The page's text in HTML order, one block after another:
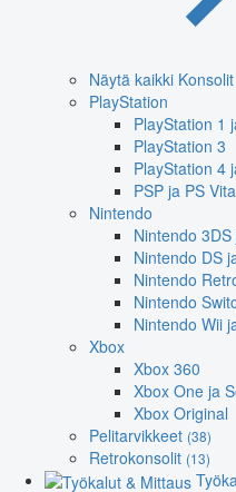
Näytä kaikki
PlayStation
PlayStation 1
PlayStation 3
PlayStation 4
PSP ja PS Vita
Nintendo
Nintendo
Nintendo DS
Nintendo
Nintendo
Nintendo Wii
Xbox
Xbox 360
Xbox One ja
Xbox Original
Pelitarvikkeet (38)
Retrokonsolit (13)